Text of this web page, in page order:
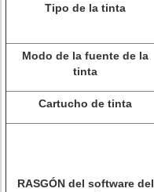
Tipo de la tinta
Modo de la fuente de la
tinta
Cartucho de tinta
RASGÓN del software del